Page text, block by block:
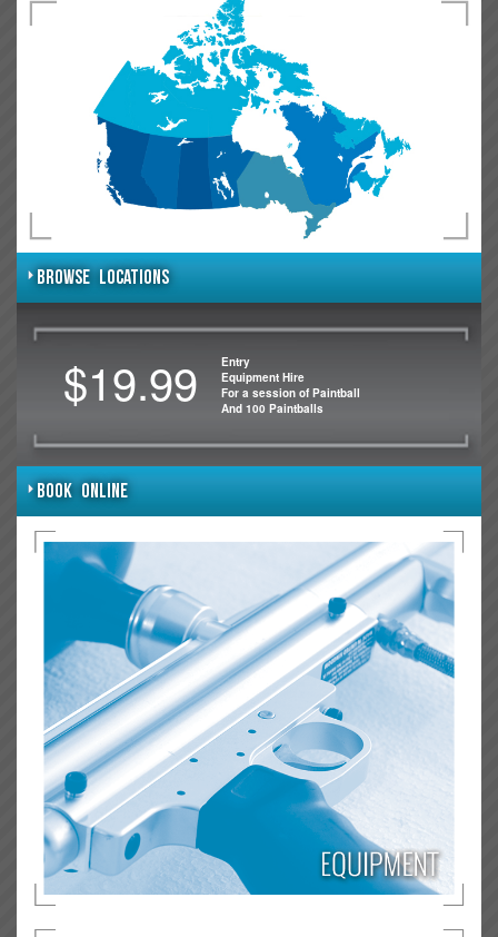
BROWSE LOCATIONS
$19.99
Entry
Equipment Hire
For a session of Paintball
And 100 Paintballs
BOOK ONLINE